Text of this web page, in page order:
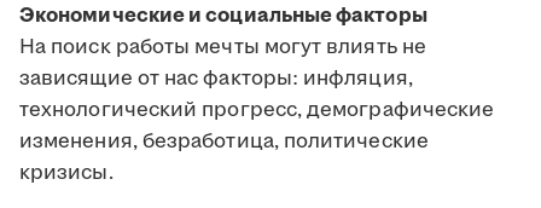
Экономические и социальные факторы
На поиск работы мечты могут влиять не
зависящие от нас факторы: инфляция,
технологический прогресс, демографические
изменения, безработица, политические
кризисы.